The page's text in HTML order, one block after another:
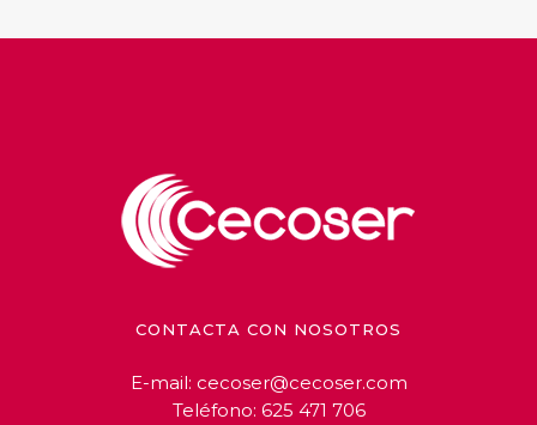
CONTACTA CON NOSOTROS
E-mail: cecoser@cecoser.com
Teléfono: 625 471 706